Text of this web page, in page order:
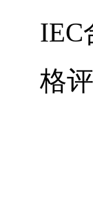
IEC
格评